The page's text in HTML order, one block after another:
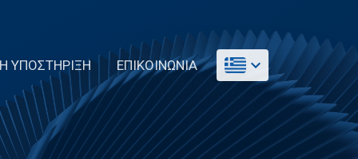
ΥΠΟΣΤΗΡΙΞΗ ΕΠΙΚΟΙΝΩΝΙΑ expand_more